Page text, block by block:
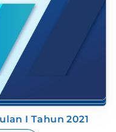
I Tahun 2021